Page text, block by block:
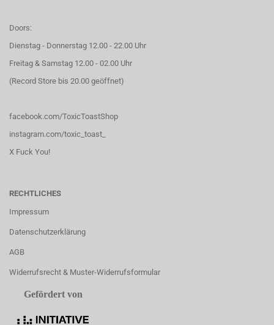
Doors:
Dienstag - Donnerstag 12.00 - 22.00 Uhr
Freitag & Samstag 12.00 - 02.00 Uhr
(Record Store bis 20.00 geöffnet)
facebook.com/ToxicToastShop
instagram.com/toxic_toast_
X Fuck You!
RECHTLICHES
Impressum
Datenschutzerklärung
AGB
Widerrufsrecht & Muster-Widerrufsformular
Gefördert von